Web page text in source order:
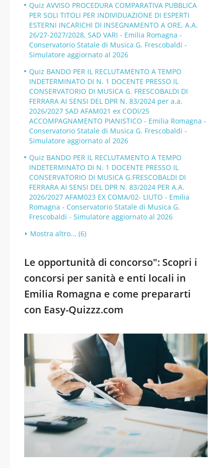
Quiz AVVISO PROCEDURA COMPARATIVA PUBBLICA
PER SOLI TITOLI PER INDIVIDUAZIONE DI ESPERTI
ESTERNI INCARICHI DI INSEGNAMENTO A ORE, A.A.
26/27-2027/2028, SAD VARI - Emilia Romagna -
Conservatorio Statale di Musica G. Frescobaldi -
Simulatore aggiornato al 2026
Quiz BANDO PER IL RECLUTAMENTO A TEMPO
INDETERMINATO DI N. 1 DOCENTE PRESSO IL
CONSERVATORIO DI MUSICA G. FRESCOBALDI DI
FERRARA AI SENSI DEL DPR N. 83/2024 per a.a.
2026/2027 SAD AFAM021 ex CODI/25
ACCOMPAGNAMENTO PIANISTICO - Emilia Romagna -
Conservatorio Statale di Musica G. Frescobaldi -
Simulatore aggiornato al 2026
Quiz BANDO PER IL RECLUTAMENTO A TEMPO
INDETERMINATO DI N. 1 DOCENTE PRESSO IL
CONSERVATORIO DI MUSICA G.FRESCOBALDI DI
FERRARA AI SENSI DEL DPR N. 83/2024 PER A.A.
2026/2027 AFAM023 EX COMA/02- LIUTO - Emilia
Romagna - Conservatorio Statale di Musica G.
Frescobaldi - Simulatore aggiornato al 2026
Mostra altro... (6)
Le opportunità di concorso": Scopri i
concorsi per sanità e enti locali in
Emilia Romagna e come prepararti
con Easy-Quizzz.com